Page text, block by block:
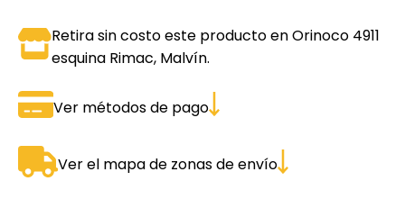
Retira sin costo este producto en Orinoco 4911
esquina Rimac, Malvín.
Ver métodos de pago
Ver el mapa de zonas de envío